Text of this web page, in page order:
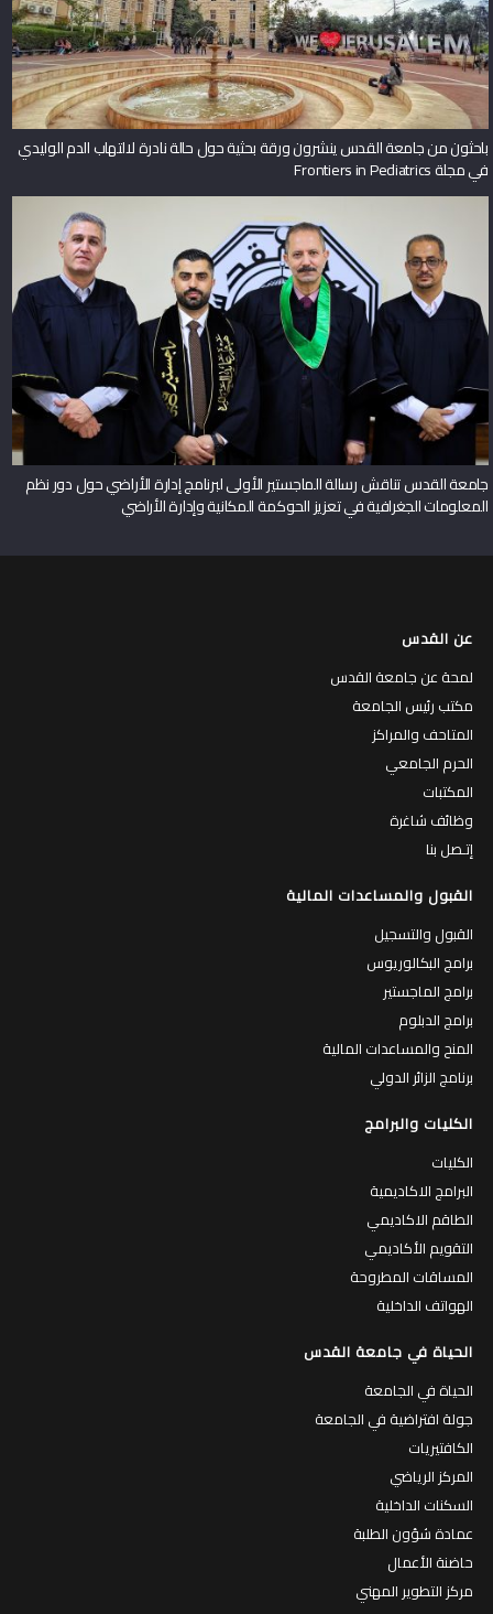
باحثون من جامعة القدس ينشرون ورقة بحثية حول حالة نادرة لالتهاب الدم الوليدي
في مجلة Frontiers in Pediatrics
جامعة القدس تناقش رسالة الماجستير الأولى لبرنامج إدارة الأراضي حول دور نظم
المعلومات الجغرافية في تعزيز الحوكمة المكانية وإدارة الأراضي
عن القدس
لمحة عن جامعة القدس
مكتب رئيس الجامعة
المتاحف والمراكز
الحرم الجامعي
المكتبات
وظائف شاغرة
إتـصل بنا
القبول والمساعدات المالية
القبول والتسجيل
برامج البكالوريوس
برامج الماجستير
برامج الدبلوم
المنح والمساعدات المالية
برنامج الزائر الدولي
الكليات والبرامج
الكليات
البرامج الاكاديمية
الطاقم الاكاديمي
التقويم الأكاديمي
المساقات المطروحة
الهواتف الداخلية
الحياة في جامعة القدس
الحياة في الجامعة
جولة افتراضية في الجامعة
الكافتيريات
المركز الرياضي
السكنات الداخلية
عمادة شؤون الطلبة
حاضنة الأعمال
مركز التطوير المهني